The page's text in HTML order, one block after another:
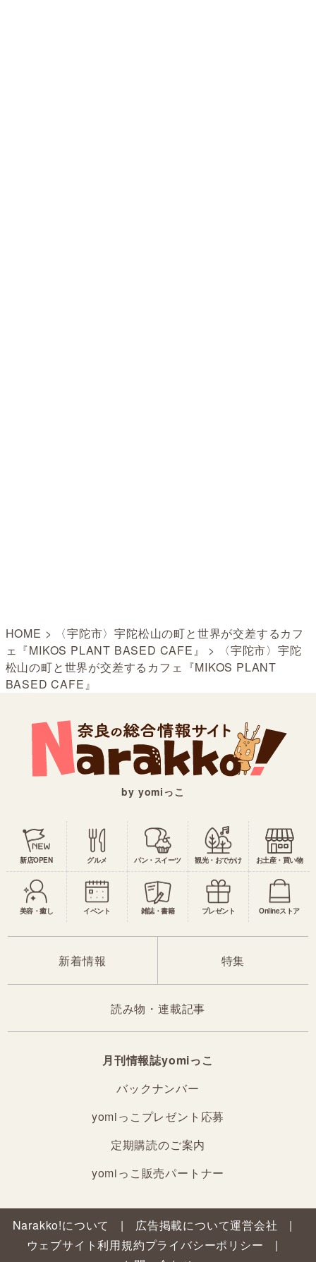
HOME >
〈宇陀市〉宇陀松山の町と世界が交差するカフ
ェ『MIKOS PLANT BASED CAFE』
>
〈宇陀市〉宇陀
松山の町と世界が交差するカフェ『MIKOS PLANT
BASED CAFE』
by yomiっこ
新店OPEN グルメ パン・スイーツ 観光・おでかけ お土産・買い物
美容・癒し イベント 雑誌・書籍 プレゼント Onlineストア
新着情報 特集
読み物・連載記事
月刊情報誌yomiっこ
バックナンバー
yomiっこプレゼント応募
定期購読のご案内
yomiっこ販売パートナー
Narakko!について 広告掲載について運営会社
ウェブサイト利用規約プライバシーポリシー